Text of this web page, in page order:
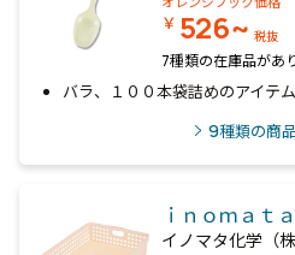
￥ 526~ 税抜
7種類の在庫品があ
バラ、１００本袋詰めのアイテム
9種類の商
ｉｎｏｍａｔ
イノマタ化学（株